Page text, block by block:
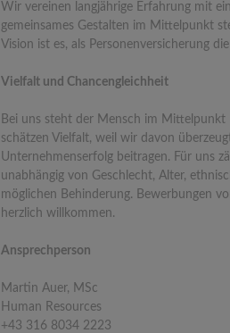
Wir vereinen langjährige Erfahrung mit
gemeinsames Gestalten im Mittelpunkt
Vision ist es, als Personenversicherung
Vielfalt und Chancengleichheit
Bei uns steht der Mensch im
schätzen Vielfalt, weil wir davon
Unternehmenserfolg beitragen. Für uns
unabhängig von Geschlecht, Alter,
möglichen Behinderung. Bewerbungen
herzlich willkommen.
Ansprechperson
Martin Auer, MSc
Human Resources
+43 316 8034 2223